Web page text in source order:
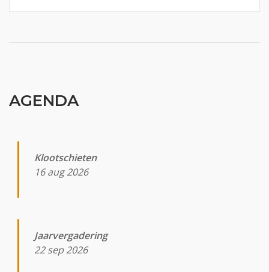
AGENDA
Klootschieten
16 aug 2026
Jaarvergadering
22 sep 2026